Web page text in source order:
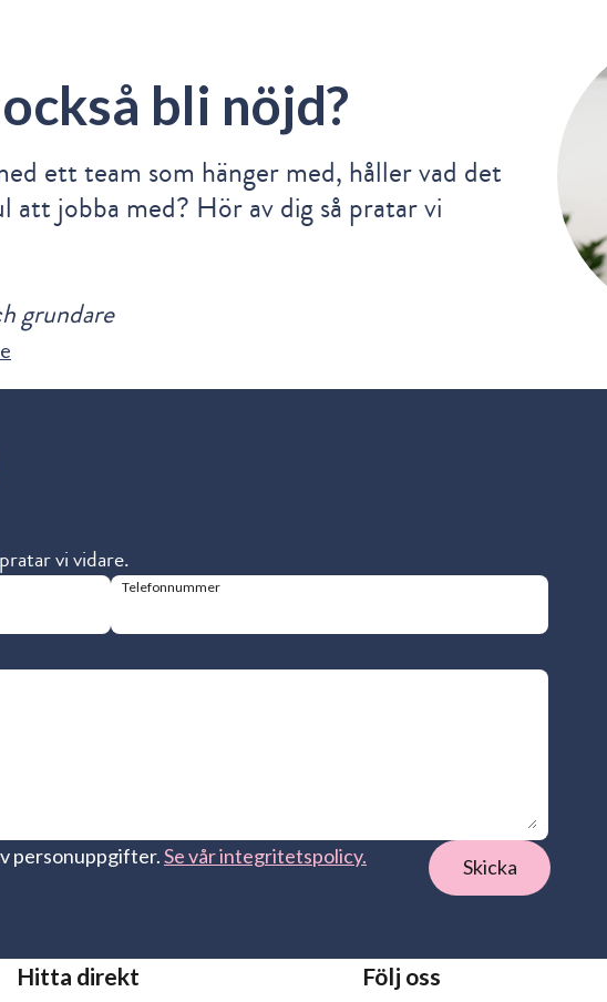
bli nöjd?
ett team som hänger med, håller vad det
att jobba med? Hör av dig så pratar vi
grundare
vi vidare.
Telefonnummer
personuppgifter.Se vår integritetspolicy.
Hitta direkt Följ oss